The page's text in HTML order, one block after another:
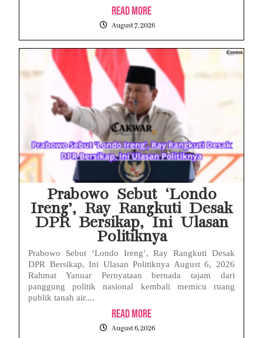
Read More
August 7, 2026
Prabowo Sebut ‘Londo
Ireng’, Ray Rangkuti Desak
DPR Bersikap, Ini Ulasan
Politiknya
Prabowo Sebut ‘Londo Ireng’, Ray Rangkuti Desak
DPR Bersikap, Ini Ulasan Politiknya August 6, 2026
Rahmat Yanuar Pernyataan bernada tajam dari
panggung politik nasional kembali memicu ruang
publik tanah air....
Read More
August 6, 2026